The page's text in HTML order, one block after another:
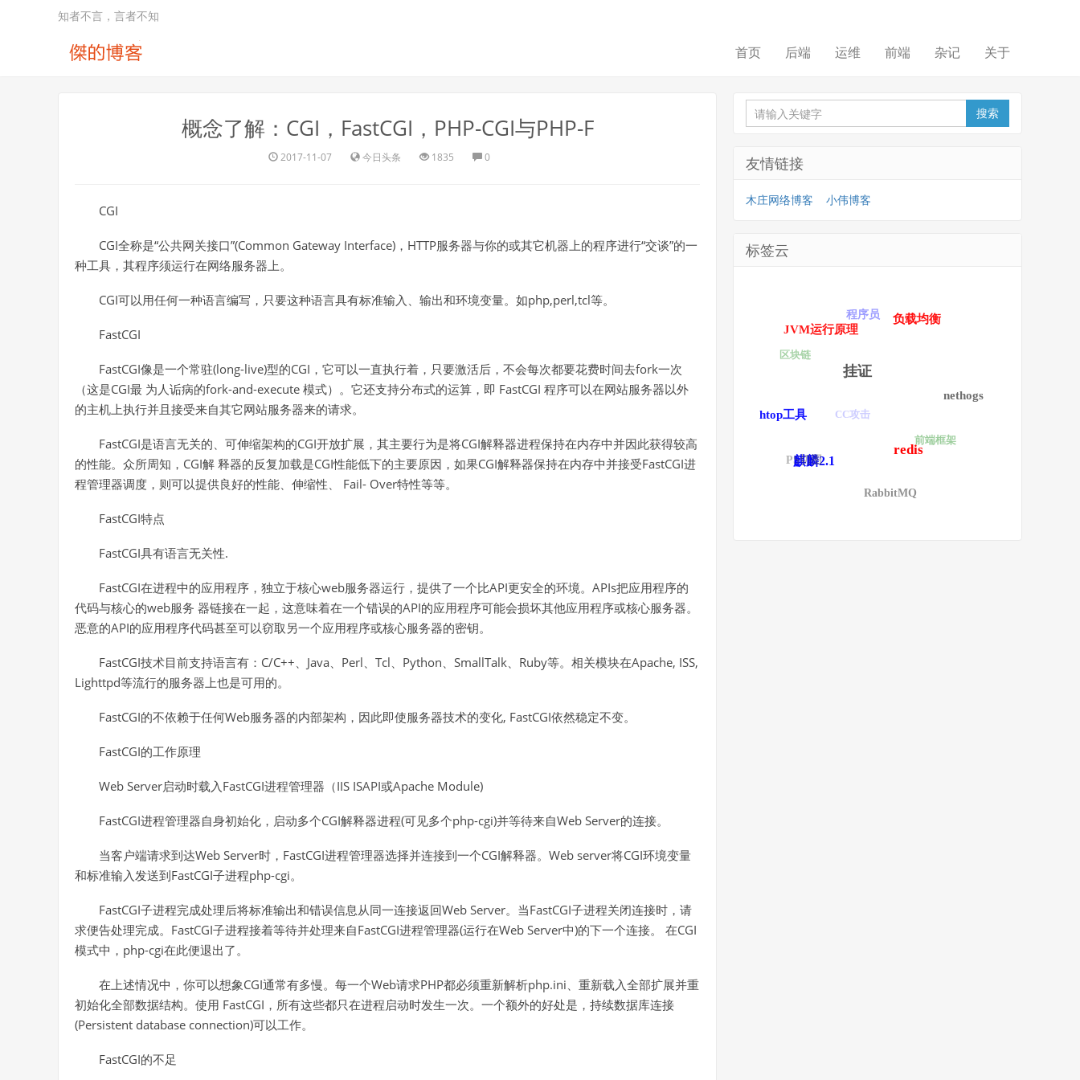
知者不言，言者不知
首页 后端 运维 前端 杂记 关于
概念了解：CGI，FastCGI，PHP-CGI与PHP-F
2017-11-07 今日头条 1835 0
CGI
CGI全称是“公共网关接口”(Common Gateway Interface)，HTTP服务器与你的或其它机器上的程序进行“交谈”的一
种工具，其程序须运行在网络服务器上。
CGI可以用任何一种语言编写，只要这种语言具有标准输入、输出和环境变量。如php,perl,tcl等。
FastCGI
FastCGI像是一个常驻(long-live)型的CGI，它可以一直执行着，只要激活后，不会每次都要花费时间去fork一次
（这是CGI最 为人诟病的fork-and-execute 模式）。它还支持分布式的运算，即 FastCGI 程序可以在网站服务器以外
的主机上执行并且接受来自其它网站服务器来的请求。
FastCGI是语言无关的、可伸缩架构的CGI开放扩展，其主要行为是将CGI解释器进程保持在内存中并因此获得较高
的性能。众所周知，CGI解 释器的反复加载是CGI性能低下的主要原因，如果CGI解释器保持在内存中并接受FastCGI进
程管理器调度，则可以提供良好的性能、伸缩性、 Fail- Over特性等等。
FastCGI特点
FastCGI具有语言无关性.
FastCGI在进程中的应用程序，独立于核心web服务器运行，提供了一个比API更安全的环境。APIs把应用程序的
代码与核心的web服务 器链接在一起，这意味着在一个错误的API的应用程序可能会损坏其他应用程序或核心服务器。
恶意的API的应用程序代码甚至可以窃取另一个应用程序或核心服务器的密钥。
FastCGI技术目前支持语言有：C/C++、Java、Perl、Tcl、Python、SmallTalk、Ruby等。相关模块在Apache, ISS,
Lighttpd等流行的服务器上也是可用的。
FastCGI的不依赖于任何Web服务器的内部架构，因此即使服务器技术的变化, FastCGI依然稳定不变。
FastCGI的工作原理
Web Server启动时载入FastCGI进程管理器（IIS ISAPI或Apache Module)
FastCGI进程管理器自身初始化，启动多个CGI解释器进程(可见多个php-cgi)并等待来自Web Server的连接。
当客户端请求到达Web Server时，FastCGI进程管理器选择并连接到一个CGI解释器。Web server将CGI环境变量
和标准输入发送到FastCGI子进程php-cgi。
FastCGI子进程完成处理后将标准输出和错误信息从同一连接返回Web Server。当FastCGI子进程关闭连接时，请
求便告处理完成。FastCGI子进程接着等待并处理来自FastCGI进程管理器(运行在Web Server中)的下一个连接。 在CGI
模式中，php-cgi在此便退出了。
在上述情况中，你可以想象CGI通常有多慢。每一个Web请求PHP都必须重新解析php.ini、重新载入全部扩展并重
初始化全部数据结构。使用 FastCGI，所有这些都只在进程启动时发生一次。一个额外的好处是，持续数据库连接
(Persistent database connection)可以工作。
FastCGI的不足
友情链接
木庄网络博客 小伟博客
标签云
redis
PS切图
麒麟2.1
区块链
挂证
nethogs
htop工具
前端框架
RabbitMQ
负载均衡
程序员
CC攻击
JVM运行原理